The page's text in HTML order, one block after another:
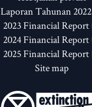
Laporan Tahunan 2022
2023 Financial Report
2024 Financial Report
2025 Financial Report
Site map